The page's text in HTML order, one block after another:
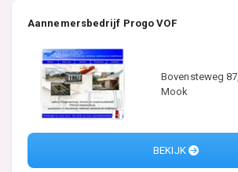
Aannemersbedrijf Progo VOF
Bovensteweg 87,
Mook
BEKIJK